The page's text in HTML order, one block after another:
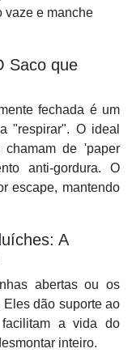
vaze e manche
Saco que
fechada é um
"respirar". O ideal
de 'paper
anti-gordura. O
escape, mantendo
A
abertas ou os
dão suporte ao
a vida do
inteiro.